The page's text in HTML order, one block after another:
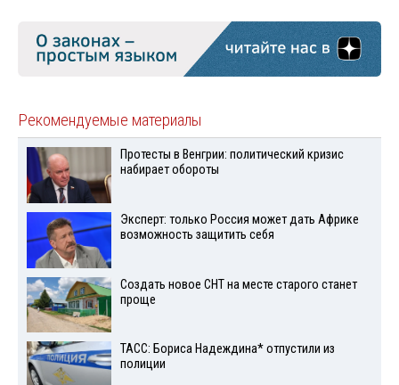
Рекомендуемые материалы
Протесты в Венгрии: политический кризис
набирает обороты
Эксперт: только Россия может дать Африке
возможность защитить себя
Создать новое СНТ на месте старого станет
проще
ТАСС: Бориса Надеждина* отпустили из
полиции